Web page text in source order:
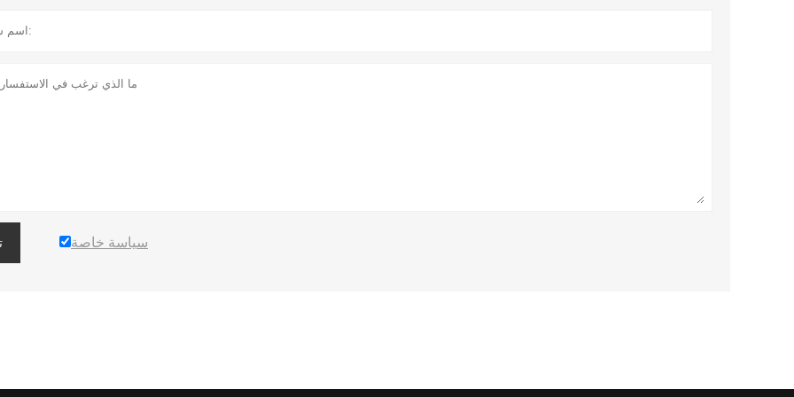
سياسة خاصة